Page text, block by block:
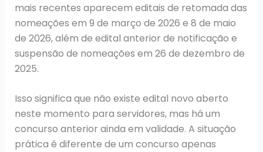
mais recentes aparecem editais de retomada das
nomeações em 9 de março de 2026 e 8 de maio
de 2026, além de edital anterior de notificação e
suspensão de nomeações em 26 de dezembro de
2025.
Isso significa que não existe edital novo aberto
neste momento para servidores, mas há um
concurso anterior ainda em validade. A situação
prática é diferente de um concurso apenas